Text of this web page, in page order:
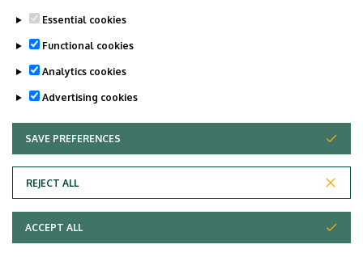
Last update: 2023. 07. 19. 12:43
Adatvédelem
Copyright © 2026 Unideb
Essential cookies
Functional cookies
Analytics cookies
Advertising cookies
SAVE PREFERENCES
REJECT ALL
WITHDRAW CONSENT
ACCEPT ALL